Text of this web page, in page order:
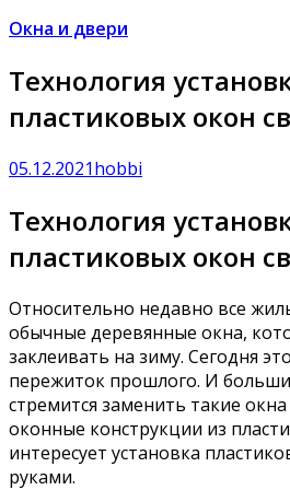
Окна и двери
Технология
пластиковых окон
05.12.2021hobbi
Технология
пластиковых окон
Относительно недавно все
обычные деревянные окна,
заклеивать на зиму. Сегодня
пережиток прошлого. И
стремится заменить такие
оконные конструкции из
интересует установка
руками.